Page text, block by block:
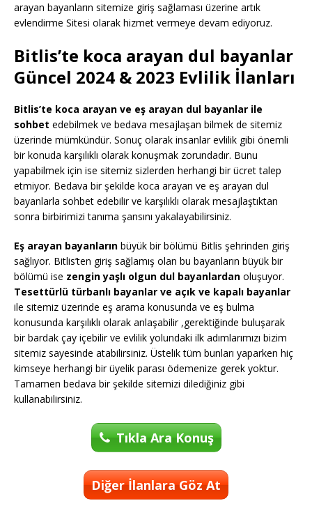
arayan bayanların sitemize giriş sağlaması üzerine artık
evlendirme Sitesi olarak hizmet vermeye devam ediyoruz.
Bitlis’te koca arayan dul bayanlar
Güncel 2024 & 2023 Evlilik İlanları
Bitlis’te koca arayan ve eş arayan dul bayanlar ile
sohbet edebilmek ve bedava mesajlaşan bilmek de sitemiz
üzerinde mümkündür. Sonuç olarak insanlar evlilik gibi önemli
bir konuda karşılıklı olarak konuşmak zorundadır. Bunu
yapabilmek için ise sitemiz sizlerden herhangi bir ücret talep
etmiyor. Bedava bir şekilde koca arayan ve eş arayan dul
bayanlarla sohbet edebilir ve karşılıklı olarak mesajlaştıktan
sonra birbirimizi tanıma şansını yakalayabilirsiniz.
Eş arayan bayanların büyük bir bölümü Bitlis şehrinden giriş
sağlıyor. Bitlis’ten giriş sağlamış olan bu bayanların büyük bir
bölümü ise zengin yaşlı olgun dul bayanlardan oluşuyor.
Tesettürlü türbanlı bayanlar ve açık ve kapalı bayanlar
ile sitemiz üzerinde eş arama konusunda ve eş bulma
konusunda karşılıklı olarak anlaşabilir ,gerektiğinde buluşarak
bir bardak çay içebilir ve evlilik yolundaki ilk adımlarımızı bizim
sitemiz sayesinde atabilirsiniz. Üstelik tüm bunları yaparken hiç
kimseye herhangi bir üyelik parası ödemenize gerek yoktur.
Tamamen bedava bir şekilde sitemizi dilediğiniz gibi
kullanabilirsiniz.
Tıkla Ara Konuş
Diğer İlanlara Göz At